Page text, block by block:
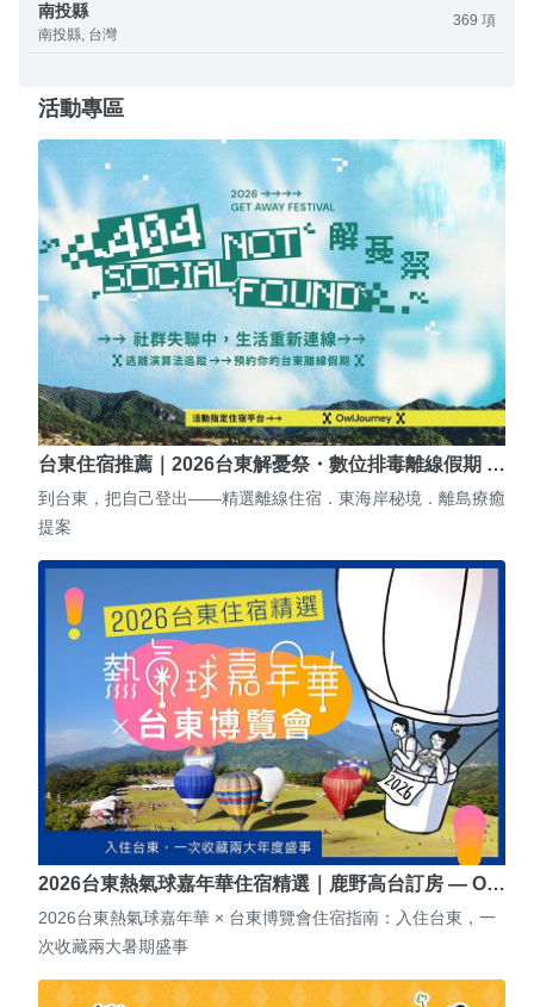
南投縣
南投縣, 台灣
369 項
活動專區
台東住宿推薦｜2026台東解憂祭・數位排毒離線假期 …
到台東，把自己登出——精選離線住宿．東海岸秘境．離島療癒
提案
2026台東熱氣球嘉年華住宿精選｜鹿野高台訂房 — O…
2026台東熱氣球嘉年華 × 台東博覽會住宿指南：入住台東，一
次收藏兩大暑期盛事